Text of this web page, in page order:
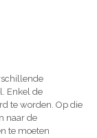
Enkel de
te worden. Op die
naar de
te moeten